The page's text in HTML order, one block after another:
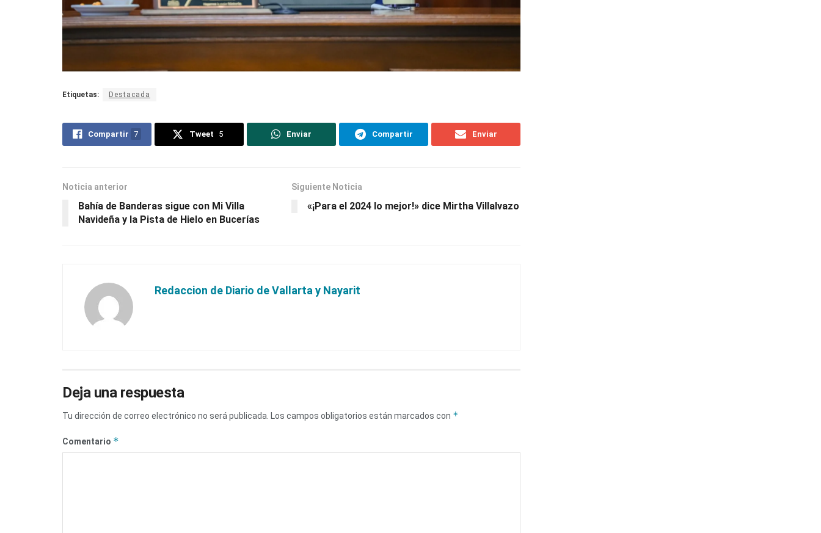
Etiquetas: Destacada
Compartir 7 Tweet 5 Enviar Compartir Enviar
Noticia anterior
Bahía de Banderas sigue con Mi Villa
Navideña y la Pista de Hielo en Bucerías
Siguiente Noticia
«¡Para el 2024 lo mejor!» dice Mirtha Villalvazo
Redaccion de Diario de Vallarta y Nayarit
Deja una respuesta
Tu dirección de correo electrónico no será publicada. Los campos obligatorios están marcados con *
Comentario *